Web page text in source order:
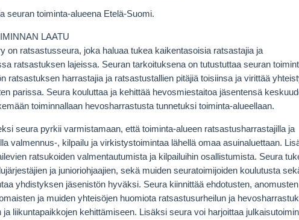
seuran toiminta-alueena Etelä-Suomi.
LAATU
on ratsastusseura, joka haluaa tukea kaikentasoisia ratsastajia ja
ratsastuksen lajeissa. Seuran tarkoituksena on tutustuttaa seuran
ratsastuksen harrastajia ja ratsastustallien pitäjiä toisiinsa ja virittää
parissa. Seura kouluttaa ja kehittää hevosmiestaitoa jäsentensä
toiminnallaan hevosharrastusta tunnetuksi toiminta-alueellaan.
seura pyrkii varmistamaan, että toiminta-alueen ratsastusharrastajilla ja
valmennus-, kilpailu ja virkistystoimintaa lähellä omaa asuinaluettaan.
ratsukoiden valmentautumista ja kilpailuihin osallistumista. Seura
ja junioriohjaajien, sekä muiden seuratoimijoiden koulutusta
yhdistyksen jäsenistön hyväksi. Seura kiinnittää ehdotusten,
ja muiden yhteisöjen huomiota ratsastusurheilun ja
liikuntapaikkojen kehittämiseen. Lisäksi seura voi harjoittaa